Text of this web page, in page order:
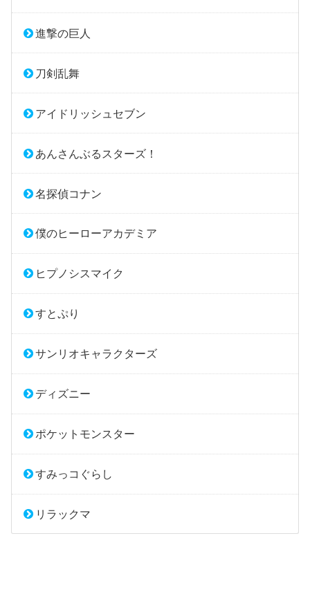
進撃の巨人
刀剣乱舞
アイドリッシュセブン
あんさんぶるスターズ！
名探偵コナン
僕のヒーローアカデミア
ヒプノシスマイク
すとぷり
サンリオキャラクターズ
ディズニー
ポケットモンスター
すみっコぐらし
リラックマ